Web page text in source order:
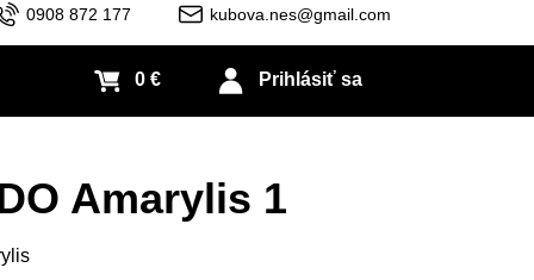
0908 872 177 kubova.nes@gmail.com
Prihlásiť sa
0 €
Amarylis 1